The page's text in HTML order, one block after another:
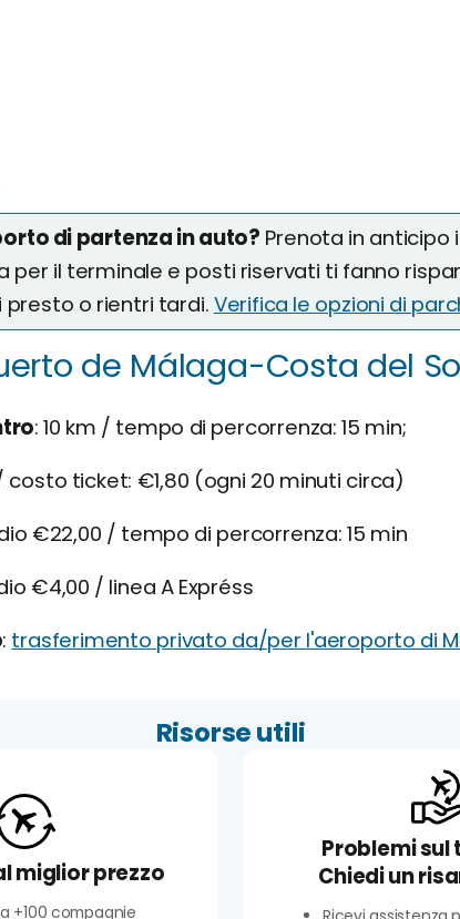
di partenza in auto? Prenota in anticipo
per il terminale e posti riservati ti fanno
o rientri tardi.Verifica le opzioni di
de Málaga-Costa del
10 km / tempo di percorrenza: 15 min;
costo ticket: €1,80 (ogni 20 minuti circa)
€22,00 / tempo di percorrenza: 15 min
€4,00 / linea A Expréss
trasferimento privato da/per l'aeroporto di
Risorse utili
miglior prezzo
+100 compagnie
Problemi sul
Chiedi un